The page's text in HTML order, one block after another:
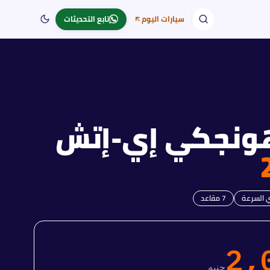
سيارات اليوم تابع التحديثات
إي-إتش
السرعة 7مقاعد
جنيه